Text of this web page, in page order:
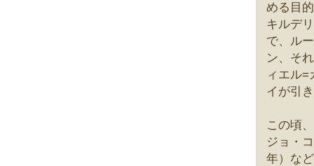
める目
キルデ
で、ル
ン、そ
ィエル
イが引
この頃
ジョ・
年）な